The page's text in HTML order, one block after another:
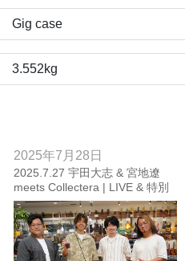
Gig case
3.552kg
2025年7月28日
2025.7.27 宇田大志 & 宮地遼
meets Collectera | LIVE & 特別
個人レッスン 【Photo Report】